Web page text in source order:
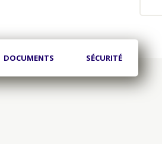
DOCUMENTS SÉCURITÉ